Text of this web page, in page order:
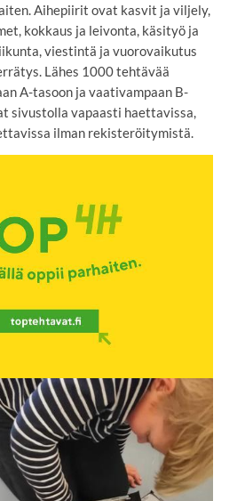
Aihepiirit ovat kasvit ja viljely,
kokkaus ja leivonta, käsityö ja
viestintä ja vuorovaikutus
Lähes 1000 tehtävää
A-tasoon ja vaativampaan B-
sivustolla vapaasti haettavissa,
ilman rekisteröitymistä.